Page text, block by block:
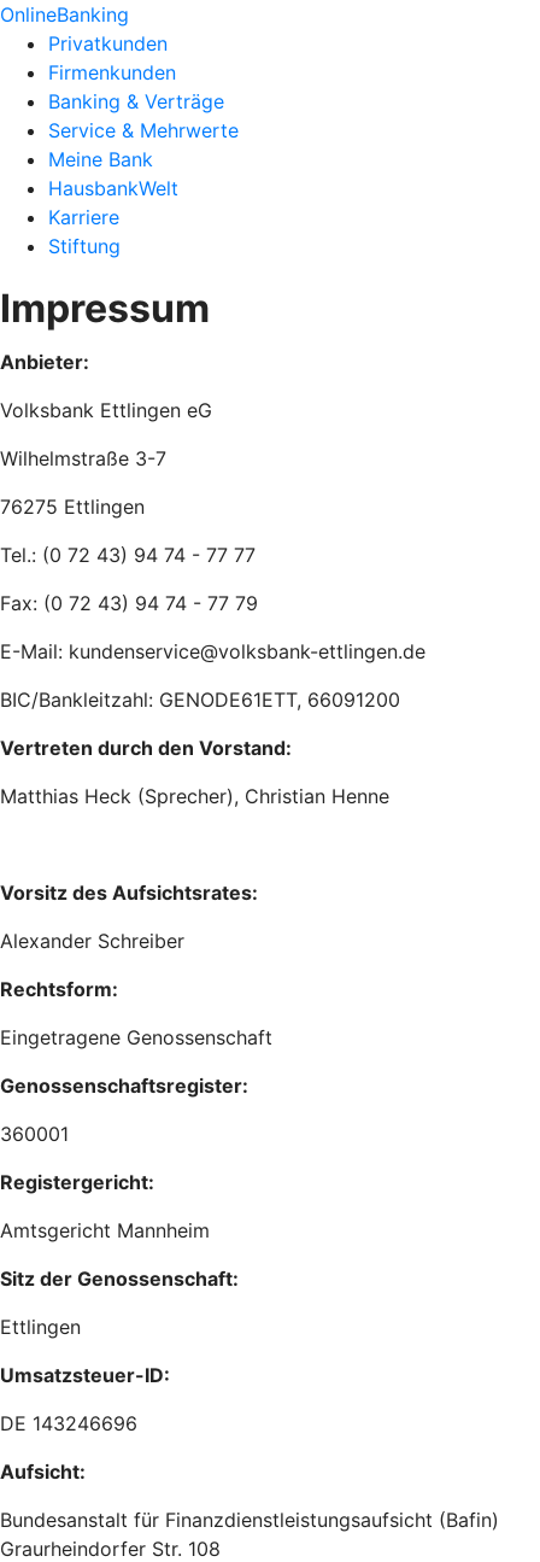
OnlineBanking
Privatkunden
Firmenkunden
Banking & Verträge
Service & Mehrwerte
Meine Bank
HausbankWelt
Karriere
Stiftung
Impressum
Anbieter:
Volksbank Ettlingen eG
Wilhelmstraße 3-7
76275 Ettlingen
Tel.: (0 72 43) 94 74 - 77 77
Fax: (0 72 43) 94 74 - 77 79
E-Mail: kundenservice@volksbank-ettlingen.de
BIC/Bankleitzahl: GENODE61ETT, 66091200
Vertreten durch den Vorstand:
Matthias Heck (Sprecher), Christian Henne
Vorsitz des Aufsichtsrates:
Alexander Schreiber
Rechtsform:
Eingetragene Genossenschaft
Genossenschaftsregister:
360001
Registergericht:
Amtsgericht Mannheim
Sitz der Genossenschaft:
Ettlingen
Umsatzsteuer-ID:
DE 143246696
Aufsicht:
Bundesanstalt für Finanzdienstleistungsaufsicht (Bafin)
Graurheindorfer Str. 108